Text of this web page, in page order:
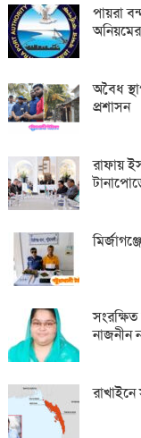
পায়রা
অবৈধ
প্রশাসন
রাফায়
নাজনীন